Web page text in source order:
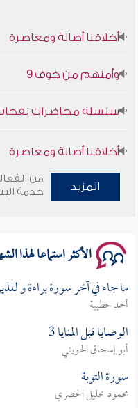
أخلاقنا أصالة ومعاصرة
وأمنهم من خوف 9
سلسلة محاضرات نفحات
أخلاقنا أصالة ومعاصرة
وأمنهم من خوف 9
المزيد
من
خدمة
الأكثر استماعا لهذا
ما جاء في آخر سورة براءة و
أحمد حطيبة
الوصايا قبل المنايا 3
أبو إسحاق الحويني
سورة التوبة
محمود خليل الحصري